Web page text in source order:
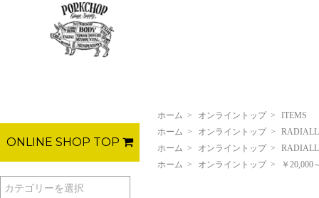
ホーム > オンライントップ >
ITEMS
ホーム > オンライントップ >
RADIALL
ホーム > オンライントップ >
RADIALL
ホーム > オンライントップ > ￥20,000
ONLINE SHOP TOP